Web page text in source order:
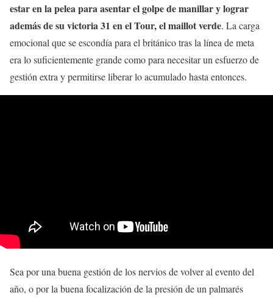
estar en la pelea para asentar el golpe de manillar y lograr
además de su victoria 31 en el Tour, el maillot verde. La carga
emocional que se escondía para el británico tras la línea de meta
era lo suficientemente grande como para necesitar un esfuerzo de
gestión extra y permitirse liberar lo acumulado hasta entonces.
Sea por una buena gestión de los nervios de volver al evento del
año, o por la buena focalización de la presión de un palmarés